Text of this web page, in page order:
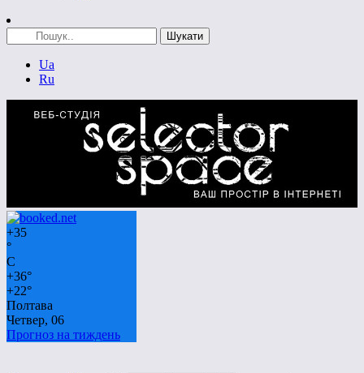
Ua
Ru
+35
°
C
+36°
+22°
Полтава
Четвер, 06
Прогноз на тиждень